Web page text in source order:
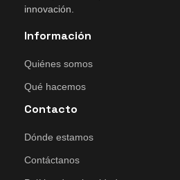
innovación.
Información
Quiénes somos
Qué hacemos
Contacto
Dónde estamos
Contáctanos